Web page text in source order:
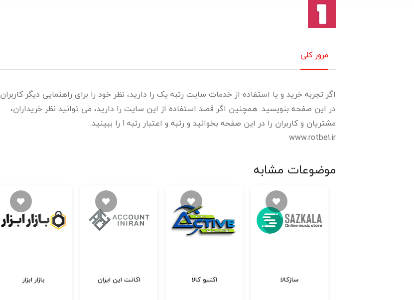
مرور کلی
اگر تجربه خرید و یا استفاده از خدمات سایت رتبه یک را دارید، نظر خود را برای راهنمایی دیگر کاربران
در این صفحه بنویسید. همچنین اگر قصد استفاده از این سایت را دارید، می توانید نظر خریداران،
مشتریان و کاربران را در این صفحه بخوانید و رتبه و اعتبار رتبه 1 را ببینید.
www.rotbe1.ir
موضوعات مشابه
بازار ابزار
اکانت این ایران اکتیو کالا سازکالا